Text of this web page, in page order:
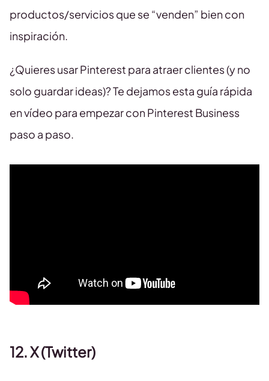
productos/servicios que se “venden” bien con
inspiración.
¿Quieres usar Pinterest para atraer clientes (y no
solo guardar ideas)? Te dejamos esta guía rápida
en vídeo para empezar con Pinterest Business
paso a paso.
12. X (Twitter)